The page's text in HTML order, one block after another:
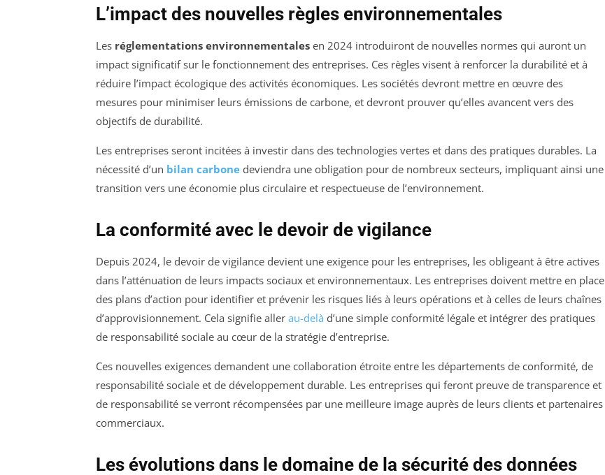
L’impact des nouvelles règles environnementales
Les réglementations environnementales en 2024 introduiront de nouvelles normes qui auront un
impact significatif sur le fonctionnement des entreprises. Ces règles visent à renforcer la durabilité et à
réduire l’impact écologique des activités économiques. Les sociétés devront mettre en œuvre des
mesures pour minimiser leurs émissions de carbone, et devront prouver qu’elles avancent vers des
objectifs de durabilité.
Les entreprises seront incitées à investir dans des technologies vertes et dans des pratiques durables. La
nécessité d’un bilan carbone deviendra une obligation pour de nombreux secteurs, impliquant ainsi une
transition vers une économie plus circulaire et respectueuse de l’environnement.
La conformité avec le devoir de vigilance
Depuis 2024, le devoir de vigilance devient une exigence pour les entreprises, les obligeant à être actives
dans l’atténuation de leurs impacts sociaux et environnementaux. Les entreprises doivent mettre en place
des plans d’action pour identifier et prévenir les risques liés à leurs opérations et à celles de leurs chaînes
d’approvisionnement. Cela signifie aller au-delà d’une simple conformité légale et intégrer des pratiques
de responsabilité sociale au cœur de la stratégie d’entreprise.
Ces nouvelles exigences demandent une collaboration étroite entre les départements de conformité, de
responsabilité sociale et de développement durable. Les entreprises qui feront preuve de transparence et
de responsabilité se verront récompensées par une meilleure image auprès de leurs clients et partenaires
commerciaux.
Les évolutions dans le domaine de la sécurité des données